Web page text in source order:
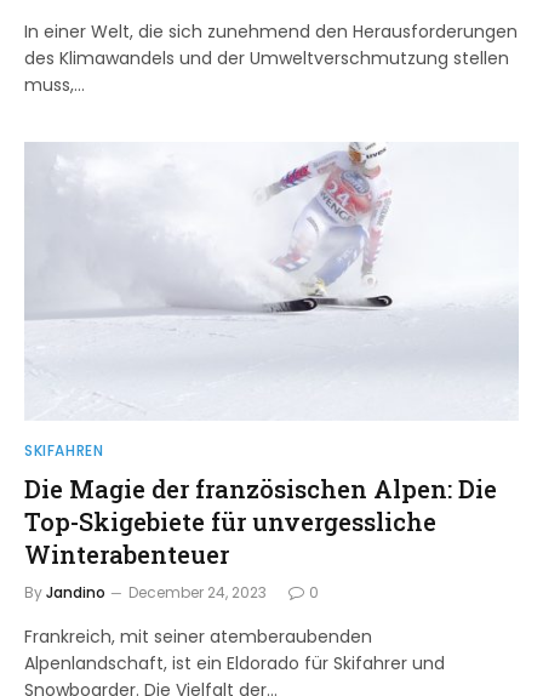
In einer Welt, die sich zunehmend den Herausforderungen
des Klimawandels und der Umweltverschmutzung stellen
muss,…
SKIFAHREN
Die Magie der französischen Alpen: Die
Top-Skigebiete für unvergessliche
Winterabenteuer
ByJandino December 24, 2023 0
Frankreich, mit seiner atemberaubenden
Alpenlandschaft, ist ein Eldorado für Skifahrer und
Snowboarder. Die Vielfalt der…